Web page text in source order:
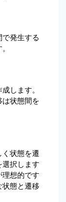
発生する
します。
は状態間を
く状態を遷
選択します
理想的です
状態と遷移